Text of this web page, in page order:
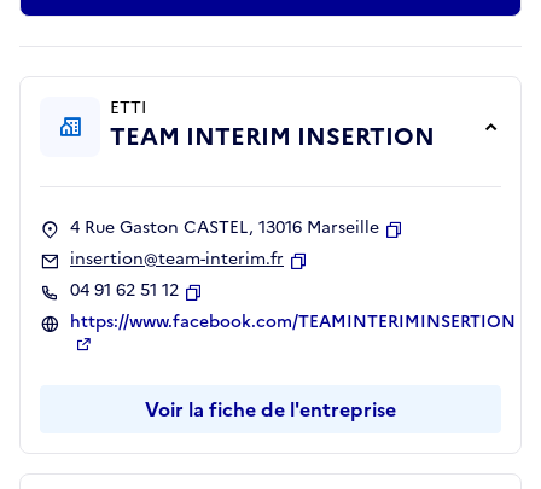
ETTI
TEAM INTERIM INSERTION
4 Rue Gaston CASTEL, 13016 Marseille
insertion@team-interim.fr
04 91 62 51 12
Copier
https://www.facebook.com/TEAMINTERIMINSERTION
Voir la fiche de l'entreprise